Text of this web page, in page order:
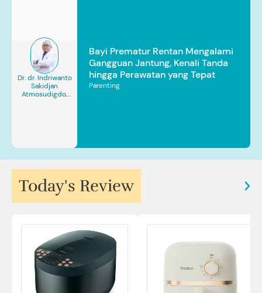
Dr. dr. Indriwanto
Sakidjan
Atmosudigdo,
Bayi Prematur Rentan Mengalami
Gangguan Jantung, Kenali Tanda
hingga Perawatan yang Tepat
Parenting
Today's Review